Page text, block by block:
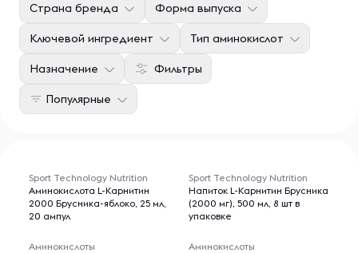
Фильтры
Страна бренда Форма выпуска
Ключевой ингредиент Тип аминокислот
Назначение
Популярные
Sport Technology Nutrition
Аминокислота L-Карнитин
2000 Брусника-яблоко, 25 мл,
20 ампул
Аминокислоты
Sport Technology Nutrition
Напиток L-Карнитин Брусника
(2000 мг), 500 мл, 8 шт в
упаковке
Аминокислоты